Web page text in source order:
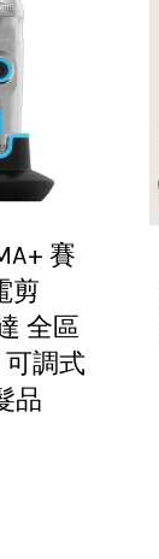
賽
剪
全區
調式
品